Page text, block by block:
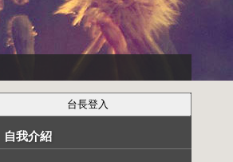
自我介紹